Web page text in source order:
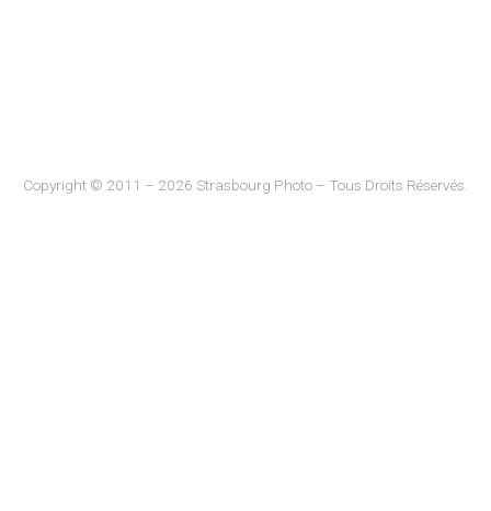
Copyright © 2011 – 2026 Strasbourg Photo – Tous Droits Réservés.